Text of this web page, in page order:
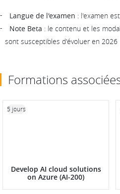
Langue de l'examen : l'examen
Note Beta : le contenu et les
sont susceptibles d'évoluer en 2026
Formations
Develop AI cloud solutions
on Azure (AI-200)
5 jours